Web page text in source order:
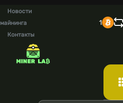
Новости
майнинга
Контакты
1